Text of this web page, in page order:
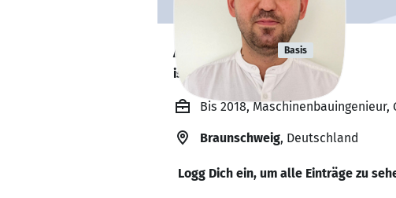
Ali Saygılı Basis
ist offen für Projekte. 🔎
Bis 2018, Maschinenbauingenieur,
Braunschweig, Deutschland
Logg Dich ein, um alle Einträge zu